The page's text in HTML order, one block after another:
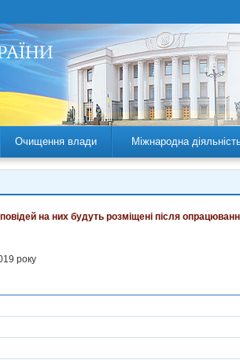
Очищення влади Міжнародна
на них будуть розміщені після
року